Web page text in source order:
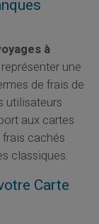
à
une
de frais de
utilisateurs
aux cartes
cachés
classiques.
Carte